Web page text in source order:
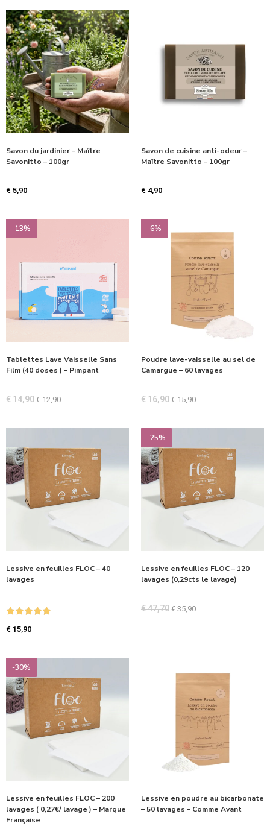
Savon du jardinier – Maître
Savonitto – 100gr
€ 5,90
Savon de cuisine anti-odeur –
Maître Savonitto – 100gr
€ 4,90
-13%
Tablettes Lave Vaisselle Sans
Film (40 doses ) – Pimpant
€14,90 € 12,90
-6%
Poudre lave-vaisselle au sel de
Camargue – 60 lavages
€16,90 € 15,90
Lessive en feuilles FLOC – 40
lavages
€ 15,90
-25%
Lessive en feuilles FLOC – 120
lavages (0,29cts le lavage)
€47,70 € 35,90
-30%
Lessive en feuilles FLOC – 200
lavages ( 0,27€/ lavage ) – Marque
Française
Lessive en poudre au bicarbonate
– 50 lavages – Comme Avant